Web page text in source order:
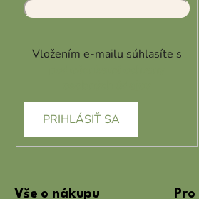
Vložením e-mailu súhlasíte s
PRIHLÁSIŤ SA
Vše o nákupu